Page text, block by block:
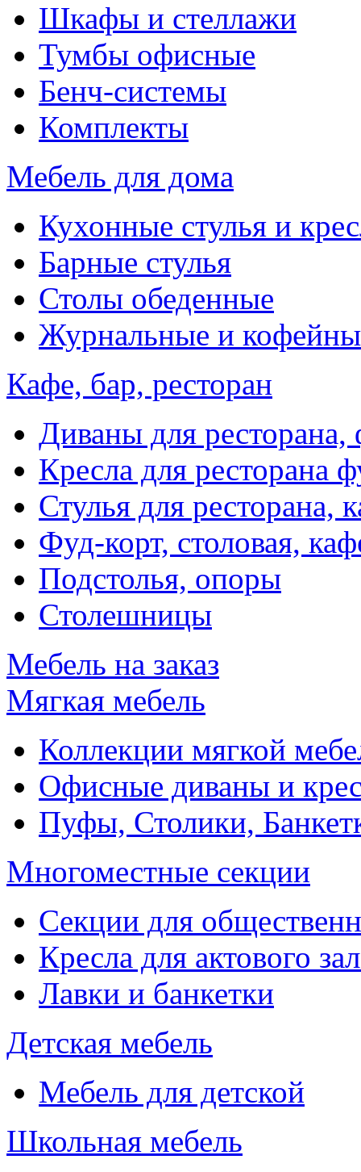
Шкафы и стеллажи
Тумбы офисные
Бенч-системы
Комплекты
Мебель для дома
Кухонные стулья и
Барные стулья
Столы обеденные
Журнальные и
Кафе, бар, ресторан
Диваны для ресторана,
Кресла для ресторана
Стулья для ресторана,
Фуд-корт, столовая,
Подстолья, опоры
Столешницы
Мебель на заказ
Мягкая мебель
Коллекции мягкой
Офисные диваны и
Пуфы, Столики,
Многоместные секции
Секции для
Кресла для актового
Лавки и банкетки
Детская мебель
Мебель для детской
Школьная мебель